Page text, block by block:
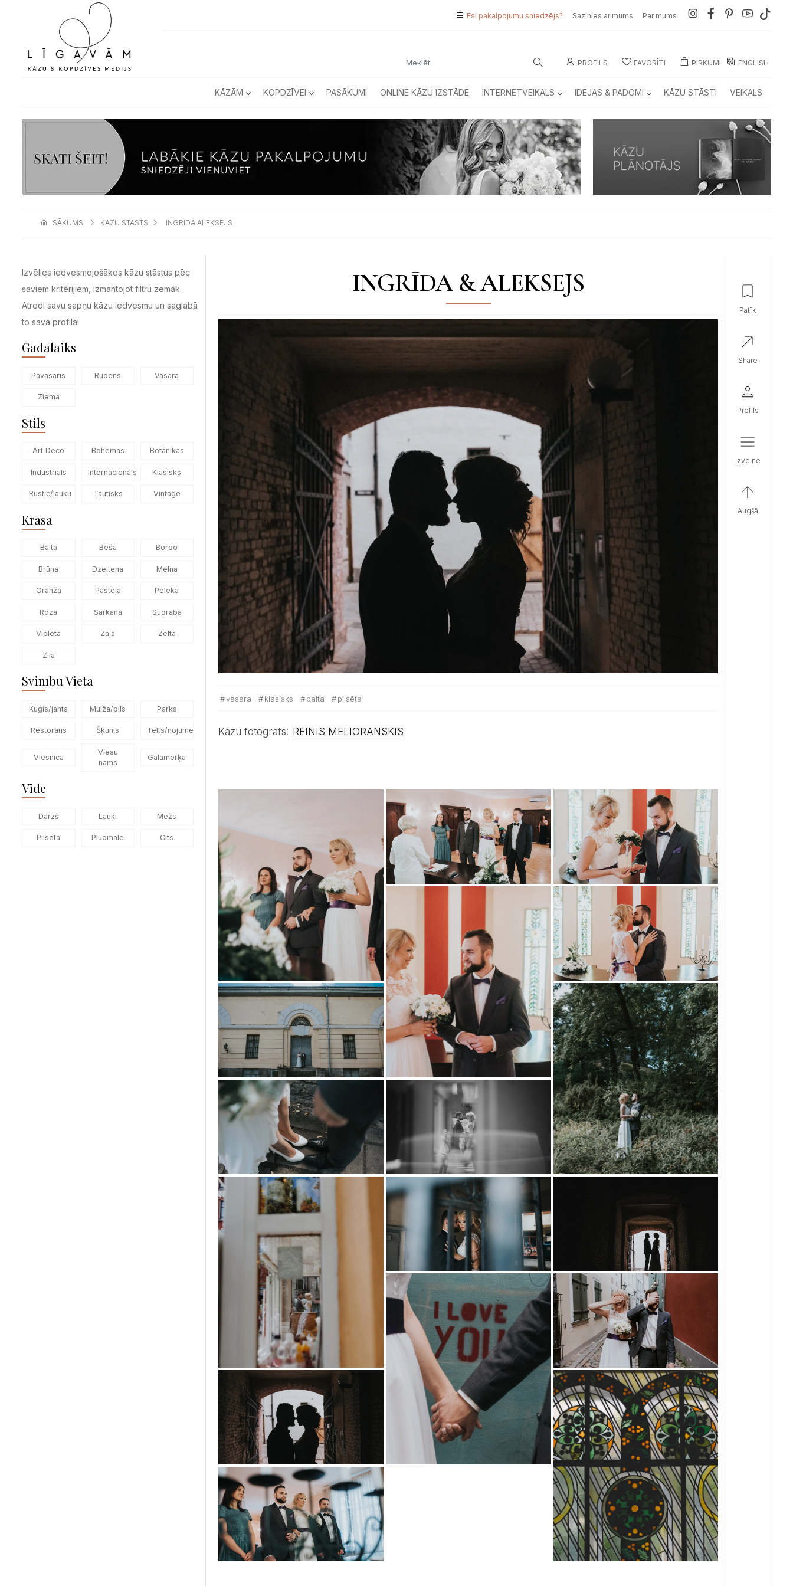
Esi pakalpojumu sniedzējs? Sazinies ar mums Par mums
PROFILS FAVORĪTI PIRKUMI ENGLISH
KĀZĀM KOPDZĪVEI PASĀKUMI ONLINE KĀZU IZSTĀDE INTERNETVEIKALS IDEJAS & PADOMI KĀZU STĀSTI VEIKALS
SĀKUMS KAZU STASTS INGRIDA ALEKSEJS
Izvēlies iedvesmojošākos kāzu stāstus pēc
saviem kritērijiem, izmantojot filtru zemāk.
Atrodi savu sapņu kāzu iedvesmu un saglabā
to savā profilā!
Gadalaiks
Pavasaris Rudens Vasara
Ziema
Stils
Art Deco Bohēmas Botānikas
Industriāls Internacionāls Klasisks
Rustic/lauku Tautisks Vintage
Krāsa
Balta Bēša Bordo
Brūna Dzeltena Melna
Oranža Pasteļa Pelēka
Rozā Sarkana Sudraba
Violeta Zaļa Zelta
Zila
Svinību Vieta
Kuģis/jahta Muiža/pils Parks
Restorāns Šķūnis Telts/nojume
Viesnīca
Viesu
nams
Galamērķa
Vide
Dārzs Lauki Mežs
Pilsēta Pludmale Cits
INGRĪDA & ALEKSEJS
vasara klasisks balta pilsēta
Kāzu fotogrāfs: REINIS MELIORANSKIS
patīk
share
profils
izvēlne
augšā